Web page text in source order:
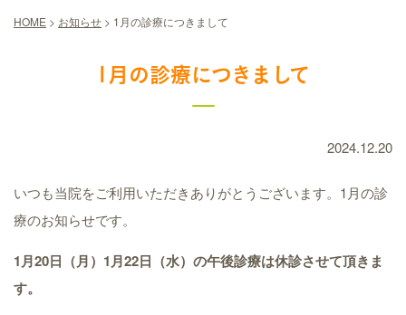
HOME > お知らせ > 1月の診療につきまして
1月の診療につきまして
2024.12.20
いつも当院をご利用いただきありがとうございます。1月の診
療のお知らせです。
1月20日（月） 1月22日（水）の午後診療は休診させて頂きま
す。